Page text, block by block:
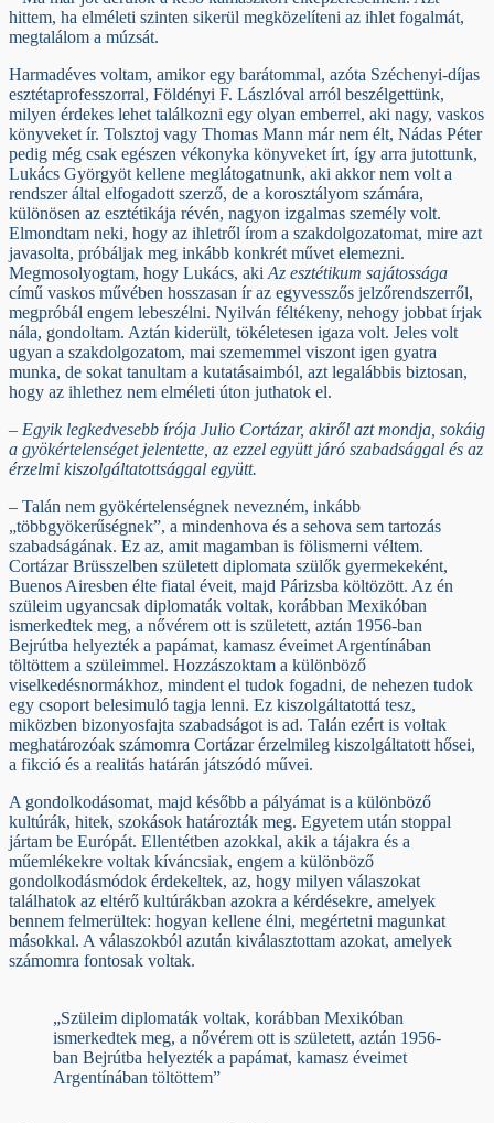
hittem, ha elméleti szinten sikerül megközelíteni az ihlet fogalmát,
megtalálom a múzsát.
Harmadéves voltam, amikor egy barátommal, azóta Széchenyi-díjas
esztétaprofesszorral, Földényi F. Lászlóval arról beszélgettünk,
milyen érdekes lehet találkozni egy olyan emberrel, aki nagy, vaskos
könyveket ír. Tolsztoj vagy Thomas Mann már nem élt, Nádas Péter
pedig még csak egészen vékonyka könyveket írt, így arra jutottunk,
Lukács Györgyöt kellene meglátogatnunk, aki akkor nem volt a
rendszer által elfogadott szerző, de a korosztályom számára,
különösen az esztétikája révén, nagyon izgalmas személy volt.
Elmondtam neki, hogy az ihletről írom a szakdolgozatomat, mire azt
javasolta, próbáljak meg inkább konkrét művet elemezni.
Megmosolyogtam, hogy Lukács, aki Az esztétikum sajátossága
című vaskos művében hosszasan ír az egyvesszős jelzőrendszerről,
megpróbál engem lebeszélni. Nyilván féltékeny, nehogy jobbat írjak
nála, gondoltam. Aztán kiderült, tökéletesen igaza volt. Jeles volt
ugyan a szakdolgozatom, mai szememmel viszont igen gyatra
munka, de sokat tanultam a kutatásaimból, azt legalábbis biztosan,
hogy az ihlethez nem elméleti úton juthatok el.
– Egyik legkedvesebb írója Julio Cortázar, akiről azt mondja, sokáig
a gyökértelenséget jelentette, az ezzel együtt járó szabadsággal és az
érzelmi kiszolgáltatottsággal együtt.
– Talán nem gyökértelenségnek nevezném, inkább
„többgyökerűségnek”, a mindenhova és a sehova sem tartozás
szabadságának. Ez az, amit magamban is fölismerni véltem.
Cortázar Brüsszelben született diplomata szülők gyermekeként,
Buenos Airesben élte fiatal éveit, majd Párizsba költözött. Az én
szüleim ugyancsak diplomaták voltak, korábban Mexikóban
ismerkedtek meg, a nővérem ott is született, aztán 1956-ban
Bejrútba helyezték a papámat, kamasz éveimet Argentínában
töltöttem a szüleimmel. Hozzászoktam a különböző
viselkedésnormákhoz, mindent el tudok fogadni, de nehezen tudok
egy csoport belesimuló tagja lenni. Ez kiszolgáltatottá tesz,
miközben bizonyosfajta szabadságot is ad. Talán ezért is voltak
meghatározóak számomra Cortázar érzelmileg kiszolgáltatott hősei,
a fikció és a realitás határán játszódó művei.
A gondolkodásomat, majd később a pályámat is a különböző
kultúrák, hitek, szokások határozták meg. Egyetem után stoppal
jártam be Európát. Ellentétben azokkal, akik a tájakra és a
műemlékekre voltak kíváncsiak, engem a különböző
gondolkodásmódok érdekeltek, az, hogy milyen válaszokat
találhatok az eltérő kultúrákban azokra a kérdésekre, amelyek
bennem felmerültek: hogyan kellene élni, megértetni magunkat
másokkal. A válaszokból azután kiválasztottam azokat, amelyek
számomra fontosak voltak.
„Szüleim diplomaták voltak, korábban Mexikóban
ismerkedtek meg, a nővérem ott is született, aztán 1956-
ban Bejrútba helyezték a papámat, kamasz éveimet
Argentínában töltöttem”